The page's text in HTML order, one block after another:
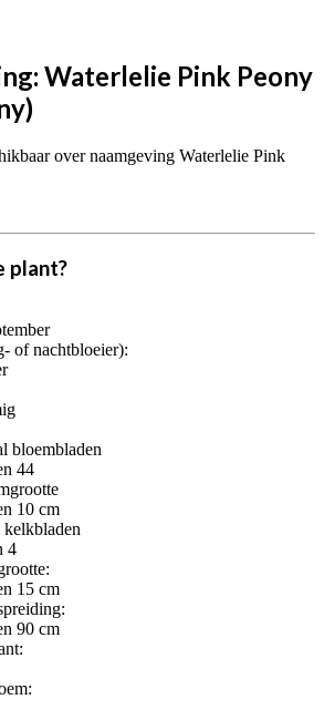
Waterlelie Pink Peony
over naamgeving Waterlelie Pink
plant?
of nachtbloeier):
bloembladen
44
10 cm
kelkbladen
4
15 cm
90 cm